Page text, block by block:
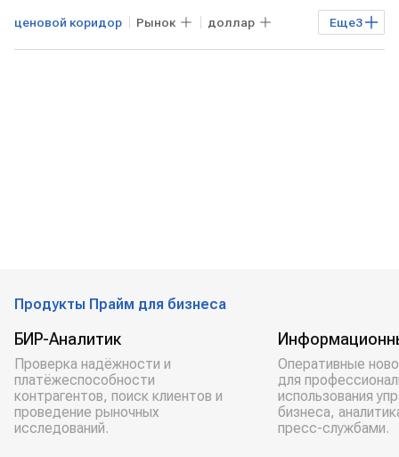
Еще3
ценовой коридор Рынок доллар
евро рубль Курсы валют
Продукты Прайм для бизнеса
БИР-Аналитик
Проверка надёжности и
платёжеспособности
контрагентов, поиск клиентов и
проведение рыночных
исследований.
Оперативные
для
использования
бизнеса,
пресс-службами.